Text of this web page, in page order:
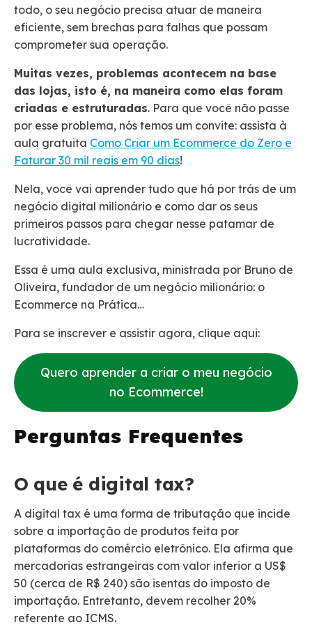
todo, o seu negócio precisa atuar de maneira
eficiente, sem brechas para falhas que possam
comprometer sua operação.
Muitas vezes, problemas acontecem na base
das lojas, isto é, na maneira como elas foram
criadas e estruturadas. Para que você não passe
por esse problema, nós temos um convite: assista à
aula gratuita Como Criar um Ecommerce do Zero e
Faturar 30 mil reais em 90 dias!
Nela, você vai aprender tudo que há por trás de um
negócio digital milionário e como dar os seus
primeiros passos para chegar nesse patamar de
lucratividade.
Essa é uma aula exclusiva, ministrada por Bruno de
Oliveira, fundador de um negócio milionário: o
Ecommerce na Prática…
Para se inscrever e assistir agora, clique aqui:
Quero aprender a criar o meu negócio
no Ecommerce!
Perguntas Frequentes
O que é digital tax?
A digital tax é uma forma de tributação que incide
sobre a importação de produtos feita por
plataformas do comércio eletrônico. Ela afirma que
mercadorias estrangeiras com valor inferior a US$
50 (cerca de R$ 240) são isentas do imposto de
importação. Entretanto, devem recolher 20%
referente ao ICMS.